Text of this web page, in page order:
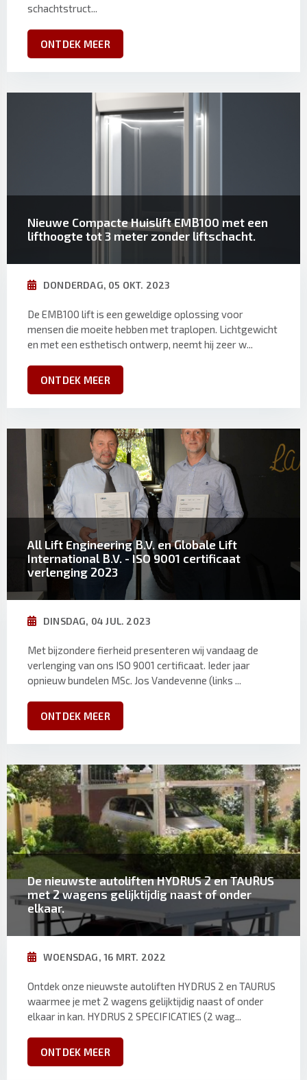
schachtstruct...
ONTDEK MEER
Nieuwe Compacte Huislift EMB100 met een
lifthoogte tot 3 meter zonder liftschacht.
DONDERDAG, 05 OKT. 2023
De EMB100 lift is een geweldige oplossing voor
mensen die moeite hebben met traplopen. Lichtgewicht
en met een esthetisch ontwerp, neemt hij zeer w...
ONTDEK MEER
All Lift Engineering B.V. en Globale Lift
International B.V. - ISO 9001 certificaat
verlenging 2023
DINSDAG, 04 JUL. 2023
Met bijzondere fierheid presenteren wij vandaag de
verlenging van ons ISO 9001 certificaat. Ieder jaar
opnieuw bundelen MSc. Jos Vandevenne (links ...
ONTDEK MEER
De nieuwste autoliften HYDRUS 2 en TAURUS
met 2 wagens gelijktijdig naast of onder
elkaar.
WOENSDAG, 16 MRT. 2022
Ontdek onze nieuwste autoliften HYDRUS 2 en TAURUS
waarmee je met 2 wagens gelijktijdig naast of onder
elkaar in kan. HYDRUS 2 SPECIFICATIES (2 wag...
ONTDEK MEER